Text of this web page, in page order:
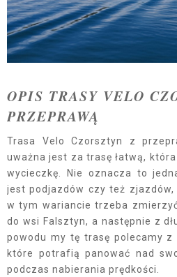
OPIS TRASY VELO
PRZEPRAWĄ
Trasa Velo Czorsztyn z
uważna jest za trasę łatwą,
wycieczkę. Nie oznacza to
jest podjazdów czy też
w tym wariancie trzeba
do wsi Falsztyn, a następnie z
powodu my tę trasę polecamy
które potrafią panować nad
podczas nabierania prędkości.